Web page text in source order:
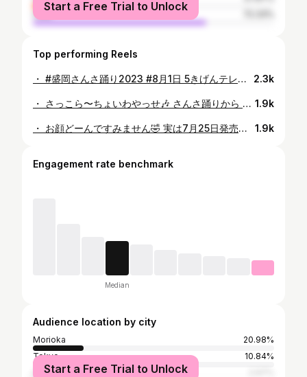
male
Start a Free Trial to Unlock
Top performing Reels
・ #盛岡さんさ踊り2023 #8月1日 5きげんテレビで盛岡の夏の風物詩 『盛岡さんさ踊り』開幕直前の様子をお伝えしました🎤 その後はパレードにも参加🧡 風船を受け取ってくれた皆さん 声をかけてくださった皆さん、嬉しかったです😊 有難うございました✨✨ 明日まで楽しみましょう😆 髪型可愛くて髪飾り取りたくなかった🤣🤣 #盛岡#岩手#morioka #夏祭り#さんさ#さんさ踊り #暑かった#夏#summer #ヘアセット#玉ねぎヘア #東北#北東北#イベント #アナウンサー#浴衣 #浴衣ヘア#浴衣女子 #水引#水引きアレンジ #夏休み#女子アナ #中島あすか#帯留 #明日まで#2023 2.3k
・ さっこら〜ちょいわやっせ🎶 さんさ踊りから もうすぐ1ヶ月だなんて、、🥹 楽しかったなあ✨✨ ちなみに、3枚目の浴衣は自前です👘 新しく黄色の帯を買って合わせてみました☺️ #盛岡さんさ踊り#さんさ踊り #さんさ#盛岡#岩手#夏祭り #東北夏祭り#女子アナ #テレビ岩手#パレード #江口アミ アナ #宮本麗美 アナ #アナウンサー#中島あすか 1.9k
・ お顔どーんですみません🤣 実は7月25日発売の #週刊プレイボーイ に ちょっくら出ています👀✨ 地方局のアナウンサーが その地域のソウルフードを紹介する企画💕 私が紹介したソウルフード、、、ヒントは👇👇 ⭐️美味しい麺 ⭐️盛岡といえばこれ！ ⭐️季節によってトッピングが変化 この3つが当てはまる大好きなアレです🙈🍜❤️ 全国の書店、コンビニで販売中です。 是非手に取ってみてくださいね🤗 週刊プレイボーイ第57巻第28号 2022年8月8日号（7月25日発売） #週刊プレイボーイ#雑誌 #岩手#盛岡#盛岡グルメ #東北#いわて #麺#週刊#アナウンサー #女子アナ#中島あすか #女子アナコーデ 1.9k
Engagement rate benchmark
Median
Audience location by city
Morioka
20.98%
Tokyo
10.84%
Sendai
Start a Free Trial to Unlock